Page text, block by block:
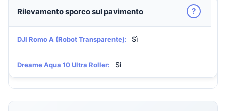
Rilevamento sporco sul pavimento ?
DJI Romo A (Robot Transparente): Sì
Dreame Aqua 10 Ultra Roller: Sì